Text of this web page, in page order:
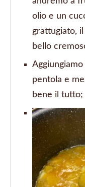
olio e un
grattugiato,
bello
pentola e
bene il tutto;